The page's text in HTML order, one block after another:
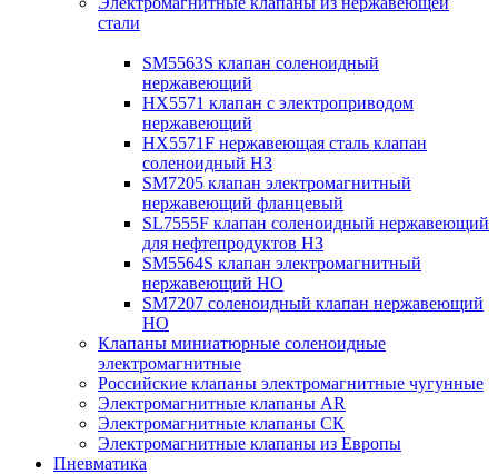
стали
SM5563S клапан соленоидный
нержавеющий
HX5571 клапан с электроприводом
нержавеющий
HX5571F нержавеющая сталь клапан
соленоидный НЗ
SM7205 клапан электромагнитный
нержавеющий фланцевый
SL7555F клапан соленоидный нержавеющий
для нефтепродуктов НЗ
SM5564S клапан электромагнитный
нержавеющий НО
SM7207 соленоидный клапан нержавеющий
НО
Клапаны миниатюрные соленоидные
электромагнитные
Российские клапаны электромагнитные чугунные
Электромагнитные клапаны AR
Электромагнитные клапаны СК
Электромагнитные клапаны из Европы
Пневматика